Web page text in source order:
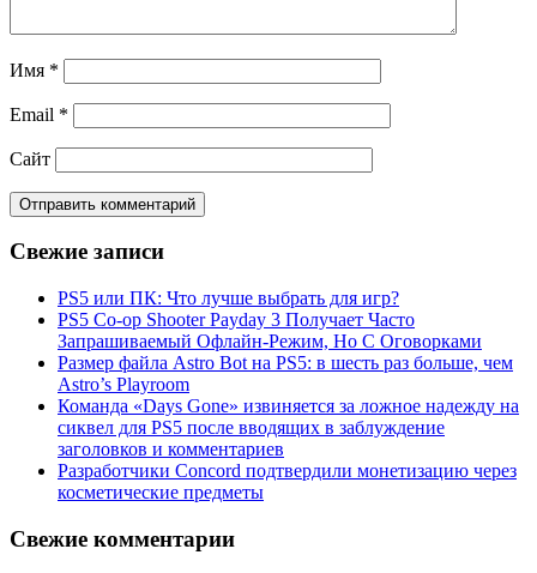
Имя *
Email *
Сайт
Свежие записи
PS5 или ПК: Что лучше выбрать для игр?
PS5 Co-op Shooter Payday 3 Получает Часто
Запрашиваемый Офлайн-Режим, Но С Оговорками
Размер файла Astro Bot на PS5: в шесть раз больше, чем
Astro’s Playroom
Команда «Days Gone» извиняется за ложное надежду на
сиквел для PS5 после вводящих в заблуждение
заголовков и комментариев
Разработчики Concord подтвердили монетизацию через
косметические предметы
Свежие комментарии